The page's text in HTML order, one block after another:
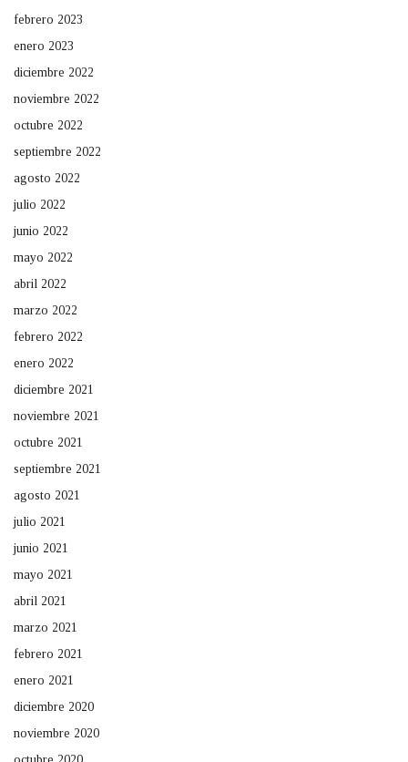
febrero 2023
enero 2023
diciembre 2022
noviembre 2022
octubre 2022
septiembre 2022
agosto 2022
julio 2022
junio 2022
mayo 2022
abril 2022
marzo 2022
febrero 2022
enero 2022
diciembre 2021
noviembre 2021
octubre 2021
septiembre 2021
agosto 2021
julio 2021
junio 2021
mayo 2021
abril 2021
marzo 2021
febrero 2021
enero 2021
diciembre 2020
noviembre 2020